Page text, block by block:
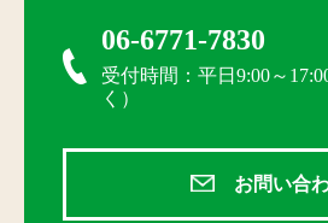
06-6771-7830
受付時間：平日9:00～
く）
お問い合